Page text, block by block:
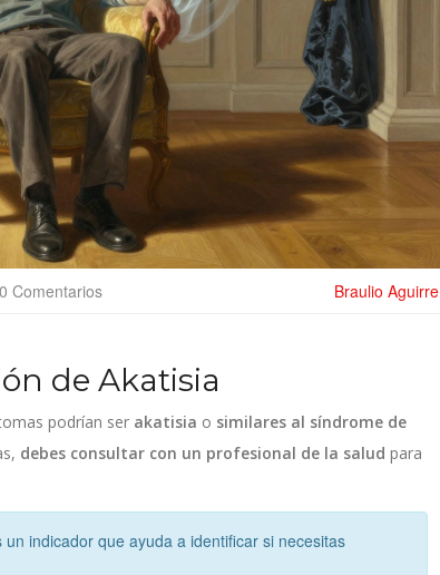
Comentarios Braulio Aguirre
de Akatisia
podrían ser akatisia o similares al síndrome de
debes consultar con un profesional de la salud para
indicador que ayuda a identificar si necesitas